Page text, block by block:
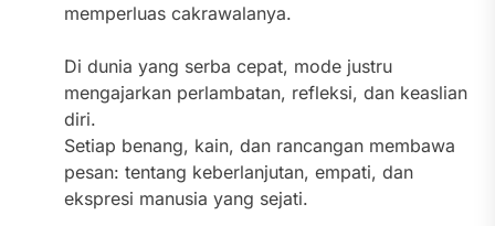
memperluas cakrawalanya.
Di dunia yang serba cepat, mode justru
mengajarkan perlambatan, refleksi, dan keaslian
diri.
Setiap benang, kain, dan rancangan membawa
pesan: tentang keberlanjutan, empati, dan
ekspresi manusia yang sejati.